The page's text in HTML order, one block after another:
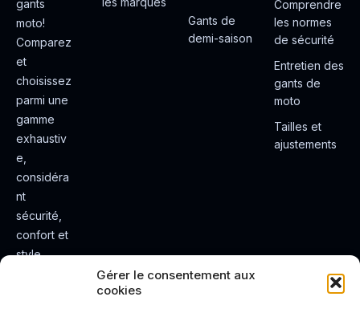
Gérer le consentement aux
cookies
gants
moto!
Comparez
et
choisissez
parmi une
gamme
exhaustiv
e,
considéra
nt
sécurité,
confort et
style.
Gants de
demi-saison
Comprendre
les normes
de sécurité
Entretien des
gants de
moto
Tailles et
ajustements